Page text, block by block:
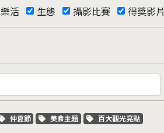
樂活 生態 攝影比賽 得獎影片
關鍵字標籤
仲夏節 關鍵字標籤
美食主題 關鍵字標籤
百大觀光亮點